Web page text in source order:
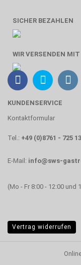
SICHER BEZAHLEN
WIR VERSENDEN MIT
KUNDENSERVICE
Kontaktformular
Tel.: +49 (0)8761 - 725
E-Mail: info@sws-
(Mo - Fr 8:00 - 12:00 und
Vertrag widerrufen